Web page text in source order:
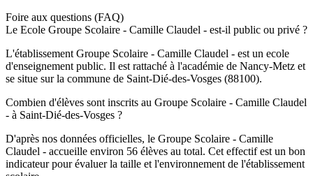
Foire aux questions (FAQ)
Le Ecole Groupe Scolaire - Camille Claudel - est-il public ou privé ?
L'établissement Groupe Scolaire - Camille Claudel - est un ecole
d'enseignement public. Il est rattaché à l'académie de Nancy-Metz et
se situe sur la commune de Saint-Dié-des-Vosges (88100).
Combien d'élèves sont inscrits au Groupe Scolaire - Camille Claudel
- à Saint-Dié-des-Vosges ?
D'après nos données officielles, le Groupe Scolaire - Camille
Claudel - accueille environ 56 élèves au total. Cet effectif est un bon
indicateur pour évaluer la taille et l'environnement de l'établissement